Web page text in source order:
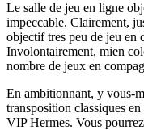
Le salle de jeu en ligne
impeccable. Clairement,
objectif tres peu de jeu en
Involontairement, mien
nombre de jeux en
En ambitionnant, y vous-
transposition classiques
VIP Hermes. Vous